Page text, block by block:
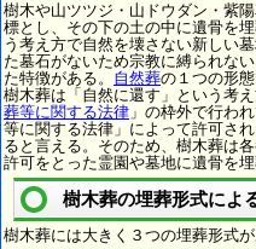
樹木や山ツツジ・山ドウダン・紫
標とし、その下の土の中に遺骨を
う考え方で自然を壊さない新しい
た墓石がないため宗教に縛られな
た特徴がある。 自然葬の１つの形態
樹木葬は「自然に還す」という考
葬等に関する法律 」の枠外で行わ
等に関する法律」によって許可さ
ると言える。そのため、樹木葬は
許可をとった霊園や墓地に遺骨を埋
樹木葬の埋葬形式によ
樹木葬には大きく３つの埋葬形式が